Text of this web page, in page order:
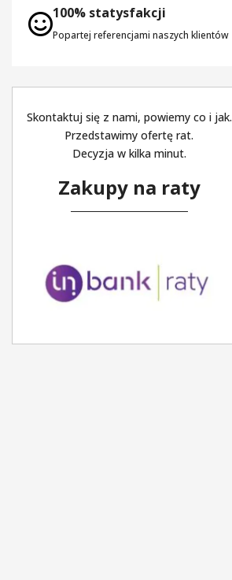
100% statysfakcji
Popartej referencjami naszych klientów
Skontaktuj się z nami, powiemy co i jak.
Przedstawimy ofertę rat.
Decyzja w kilka minut.
Zakupy na raty